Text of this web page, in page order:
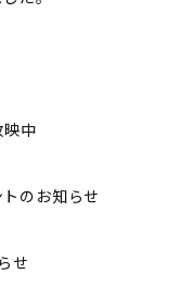
中
のお知らせ
せ